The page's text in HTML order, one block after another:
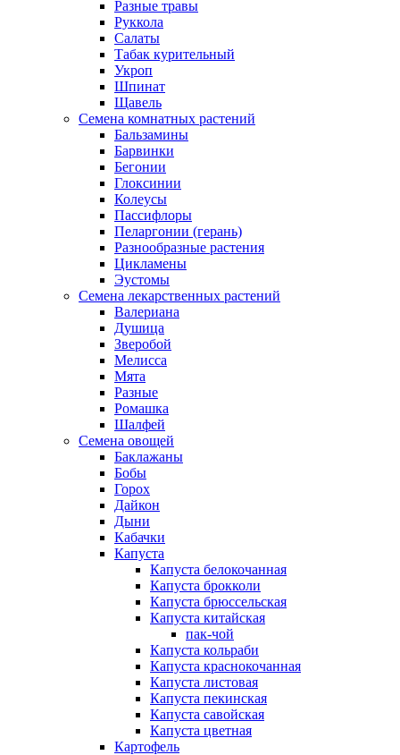
Разные травы
Руккола
Салаты
Табак курительный
Укроп
Шпинат
Щавель
Семена комнатных растений
Бальзамины
Барвинки
Бегонии
Глоксинии
Колеусы
Пассифлоры
Пеларгонии (герань)
Разнообразные растения
Цикламены
Эустомы
Семена лекарственных растений
Валериана
Душица
Зверобой
Мелисса
Мята
Разные
Ромашка
Шалфей
Семена овощей
Баклажаны
Бобы
Горох
Дайкон
Дыни
Кабачки
Капуста
Капуста белокочанная
Капуста брокколи
Капуста брюссельская
Капуста китайская
пак-чой
Капуста кольраби
Капуста краснокочанная
Капуста листовая
Капуста пекинская
Капуста савойская
Капуста цветная
Картофель